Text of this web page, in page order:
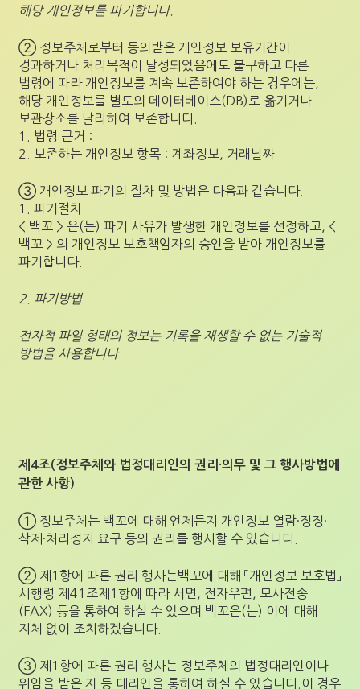
해당 개인정보를 파기합니다.
② 정보주체로부터 동의받은 개인정보 보유기간이
경과하거나 처리목적이 달성되었음에도 불구하고 다른
법령에 따라 개인정보를 계속 보존하여야 하는 경우에는,
해당 개인정보를 별도의 데이터베이스(DB)로 옮기거나
보관장소를 달리하여 보존합니다.
1. 법령 근거 :
2. 보존하는 개인정보 항목 : 계좌정보, 거래날짜
③ 개인정보 파기의 절차 및 방법은 다음과 같습니다.
1. 파기절차
< 백꼬 > 은(는) 파기 사유가 발생한 개인정보를 선정하고, <
백꼬 > 의 개인정보 보호책임자의 승인을 받아 개인정보를
파기합니다.
2. 파기방법
전자적 파일 형태의 정보는 기록을 재생할 수 없는 기술적
방법을 사용합니다
제4조(정보주체와 법정대리인의 권리·의무 및 그 행사방법에
관한 사항)
① 정보주체는 백꼬에 대해 언제든지 개인정보 열람·정정·
삭제·처리정지 요구 등의 권리를 행사할 수 있습니다.
② 제1항에 따른 권리 행사는백꼬에 대해 「개인정보 보호법」
시행령 제41조제1항에 따라 서면, 전자우편, 모사전송
(FAX) 등을 통하여 하실 수 있으며 백꼬은(는) 이에 대해
지체 없이 조치하겠습니다.
③ 제1항에 따른 권리 행사는 정보주체의 법정대리인이나
위임을 받은 자 등 대리인을 통하여 하실 수 있습니다.이 경우